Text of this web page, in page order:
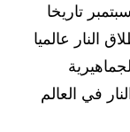
21 أيلول/سبتمبر تاريخا
النار عالميا
في العالم